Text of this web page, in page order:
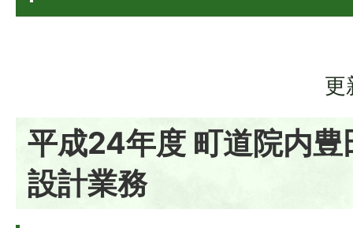
更
平成24年度 町道院内豊
設計業務